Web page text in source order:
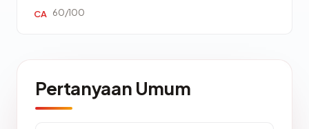
CA 60/100
Pertanyaan Umum